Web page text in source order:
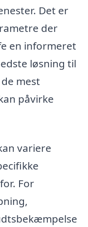
Det er
der
en informeret
løsning til
mest
påvirke
variere
For